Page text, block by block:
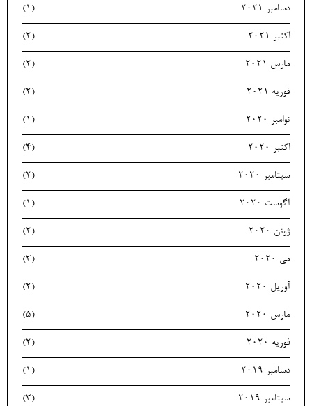
دسامبر 2021 (1)
اکتبر 2021 (2)
مارس 2021 (2)
فوریه 2021 (2)
نوامبر 2020 (1)
اکتبر 2020 (4)
سپتامبر 2020 (2)
آگوست 2020 (1)
ژوئن 2020 (2)
می 2020 (3)
آوریل 2020 (2)
مارس 2020 (5)
فوریه 2020 (2)
دسامبر 2019 (1)
سپتامبر 2019 (3)